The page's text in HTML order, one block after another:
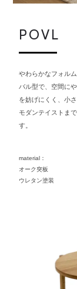
POVL
やわらかなフォル
バル型で、空間に
を妨げにくく、小
モダンテイストま
す。
material：
オーク突板
ウレタン塗装